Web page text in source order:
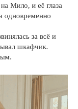
Мило, и её глаза
одновременно
за всё и
шкафчик.